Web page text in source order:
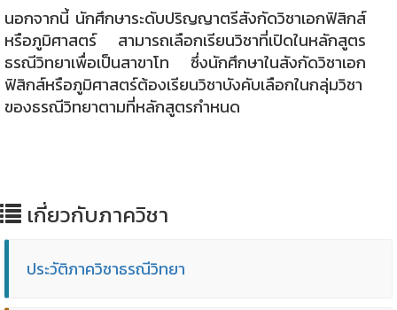
นอกจากนี้ นักศึกษาระดับปริญญาตรีสังกัดวิชาเอกฟิสิกส์
หรือภูมิศาสตร์ สามารถเลือกเรียนวิชาที่เปิดในหลักสูตร
ธรณีวิทยาเพื่อเป็นสาขาโท ซึ่งนักศึกษาในสังกัดวิชาเอก
ฟิสิกส์หรือภูมิศาสตร์ต้องเรียนวิชาบังคับเลือกในกลุ่มวิชา
ของธรณีวิทยาตามที่หลักสูตรกำหนด
เกี่ยวกับภาควิชา
ประวัติภาควิชาธรณีวิทยา